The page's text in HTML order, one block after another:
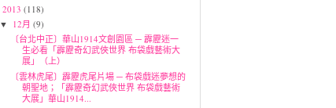
2013 (118)
▼ 12月(9)
〔台北中正〕華山1914文創園區 ─ 霹靂迷一
生必看「霹靂奇幻武俠世界 布袋戲藝術大
展」（上）
〔雲林虎尾〕霹靂虎尾片場 ─ 布袋戲迷夢想的
朝聖地；「霹靂奇幻武俠世界 布袋戲藝術
大展」華山1914...